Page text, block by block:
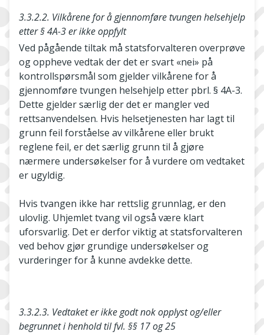
3.3.2.2. Vilkårene for å gjennomføre tvungen helsehjelp
etter § 4A-3 er ikke oppfylt
Ved pågående tiltak må statsforvalteren overprøve
og oppheve vedtak der det er svart «nei» på
kontrollspørsmål som gjelder vilkårene for å
gjennomføre tvungen helsehjelp etter pbrl. § 4A-3.
Dette gjelder særlig der det er mangler ved
rettsanvendelsen. Hvis helsetjenesten har lagt til
grunn feil forståelse av vilkårene eller brukt
reglene feil, er det særlig grunn til å gjøre
nærmere undersøkelser for å vurdere om vedtaket
er ugyldig.
Hvis tvangen ikke har rettslig grunnlag, er den
ulovlig. Uhjemlet tvang vil også være klart
uforsvarlig. Det er derfor viktig at statsforvalteren
ved behov gjør grundige undersøkelser og
vurderinger for å kunne avdekke dette.
3.3.2.3. Vedtaket er ikke godt nok opplyst og/eller
begrunnet i henhold til fvl. §§ 17 og 25